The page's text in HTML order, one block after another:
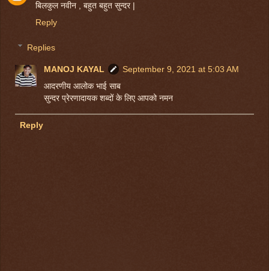
बिलकुल नवीन , बहुत बहुत सुन्दर |
Reply
Replies
MANOJ KAYAL
September 9, 2021 at 5:03 AM
आदरणीय आलोक भाई साब
सुन्दर प्रेरणादायक शब्दों के लिए आपको नमन
Reply